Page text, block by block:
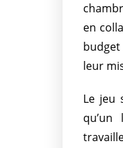
en
leur
Le jeu